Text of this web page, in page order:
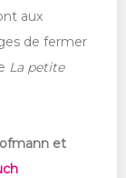
aux
de fermer
La petite
et